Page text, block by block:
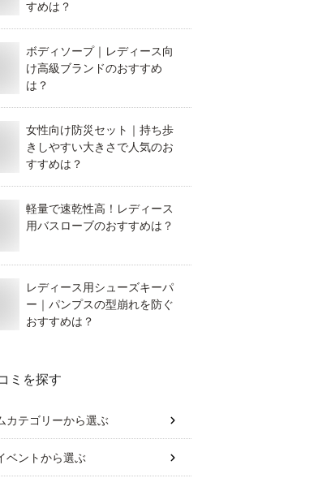
すめは？
ボディソープ｜レディース向
け高級ブランドのおすすめ
は？
女性向け防災セット｜持ち歩
きしやすい大きさで人気のお
すすめは？
軽量で速乾性高！レディース
用バスローブのおすすめは？
レディース用シューズキーパ
ー｜パンプスの型崩れを防ぐ
おすすめは？
ミを探す
カテゴリーから選ぶ
ベントから選ぶ